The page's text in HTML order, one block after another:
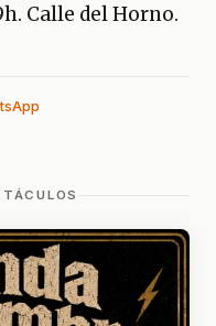
Calle del Horno.